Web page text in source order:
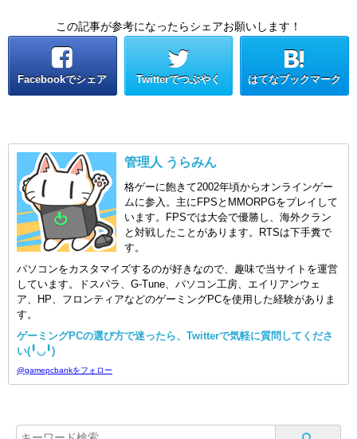
この記事が参考になったらシェアお願いします！
Facebookでシェア Twitterでつぶやく はてなブックマーク
管理人 うらみん
格ゲーに飽きて2002年頃からオンラインゲー
ムに参入。主にFPSとMMORPGをプレイして
います。FPSでは大会で優勝し、海外クラン
と対戦したことがあります。RTSは下手糞で
す。
パソコンをカスタマイズするのが好きなので、趣味で当サイトを運営
しています。ドスパラ、G-Tune、パソコン工房、エイリアンウェ
ア、HP、フロンティアなどのゲーミングPCを使用した経験がありま
す。
ゲーミングPCの選び方で迷ったら、Twitterで気軽に質問してくださ
い(╹◡╹)
@gamepcbankをフォロー